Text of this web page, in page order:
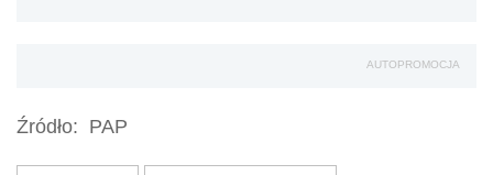
AUTOPROMOCJA
Źródło: PAP